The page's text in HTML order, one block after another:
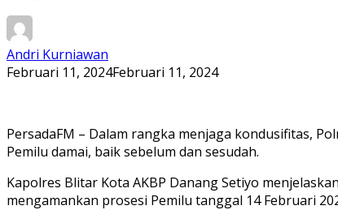
Andri Kurniawan
Februari 11, 2024Februari 11, 2024
PersadaFM – Dalam rangka menjaga kondusifitas,
Pemilu damai, baik sebelum dan sesudah.
Kapolres Blitar Kota AKBP Danang Setiyo
mengamankan prosesi Pemilu tanggal 14 Februari